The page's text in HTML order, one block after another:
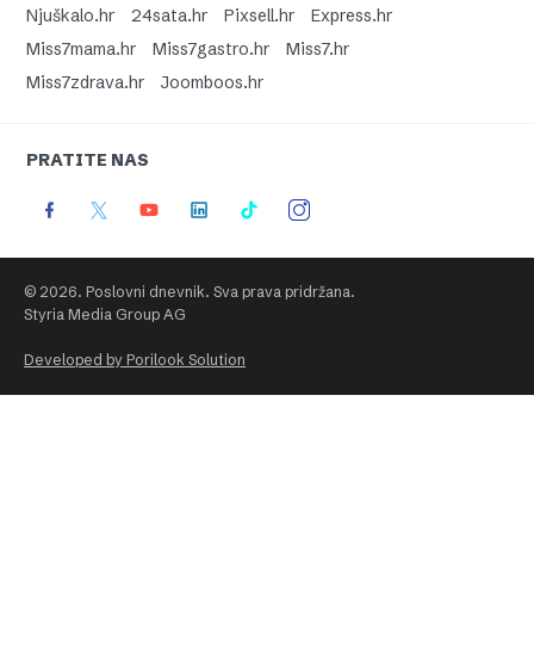
Njuškalo.hr
24sata.hr Pixsell.hr
Express.hr
Miss7mama.hr
Miss7gastro.hr
Miss7.hr
Miss7zdrava.hr
Joomboos.hr
PRATITE NAS
© 2026. Poslovni dnevnik. Sva prava pridržana.
Styria Media Group AG
Developed by Porilook Solution